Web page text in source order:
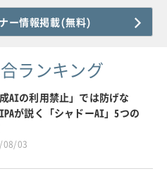
ー情報掲載(無料)
ランキング
成AIの利用禁止」では防げな
が説く「シャドーAI」5つの
08/03